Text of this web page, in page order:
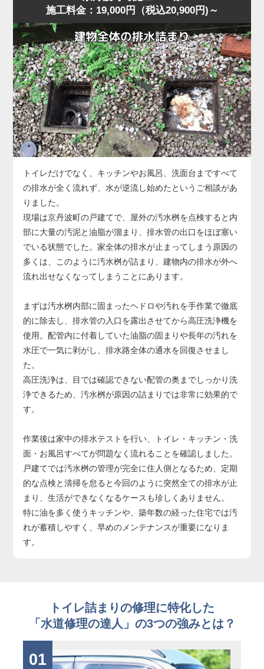
に排水される状態に回復しました。
作業後、お客様には「異物は見えなくても奥で止まってい
ることが多い」「無理に押し流そうとすると状態が悪化す
る」ことをお伝えし、子どもが触れやすい物はトイレ周辺
に置かないよう注意点もご案内しました。
に水位が上がり、明らかに排水経路の奥に問題がある様
子。
京丹波町の住宅でもよくありますが、こうした「慢性的な
詰まり」は便器内部ではなく配管側に原因があることが多
く、ラバーカップや薬剤では根本的に改善しません。
今回の状況は、便器の手前では改善できないと判断し、便
器を一度取り外して配管へ直接アクセスする方法を選択し
ました。
便器脱着後、排水管の奥を確認すると、長年の汚れや固形
化した汚物が管内のカーブ部分で厚く堆積し、水の流れを
大きく妨げている状態。
このままでは再発を繰り返すため、業務用のトーラー（ワ
イヤー式排管清掃機）を使用し、固着した詰まりを貫通・
除去する作業を実施しました。
数回の施工で厚い固まりが崩れ、通水が一気に改善。
複数回の排水テストでも安定した流れが確認できました。
なお、今回のような配管内部の詰まりが悪化すると、トー
ラーでも貫通できないほど硬化した状態になることがあ
り、その場合は配管の交換が必要になります。
大きくなるため、早めの対応が非常に重要です。
施工料金：19,000円（税込20,900円)～
トイレだけでなく、キッチンやお風呂、洗面台まですべて
の排水が全く流れず、水が逆流し始めたというご相談があ
りました。
現場は京丹波町の戸建てで、屋外の汚水桝を点検すると内
部に大量の汚泥と油脂が溜まり、排水管の出口をほぼ塞い
でいる状態でした。家全体の排水が止まってしまう原因の
多くは、このように汚水桝が詰まり、建物内の排水が外へ
流れ出せなくなってしまうことにあります。
まずは汚水桝内部に固まったヘドロや汚れを手作業で徹底
的に除去し、排水管の入口を露出させてから高圧洗浄機を
使用。配管内に付着していた油脂の固まりや長年の汚れを
水圧で一気に剥がし、排水路全体の通水を回復させまし
た。
高圧洗浄は、目では確認できない配管の奥までしっかり洗
浄できるため、汚水桝が原因の詰まりでは非常に効果的で
す。
作業後は家中の排水テストを行い、トイレ・キッチン・洗
面・お風呂すべてが問題なく流れることを確認しました。
戸建てでは汚水桝の管理が完全に住人側となるため、定期
的な点検と清掃を怠ると今回のように突然全ての排水が止
まり、生活ができなくなるケースも珍しくありません。
特に油を多く使うキッチンや、築年数の経った住宅では汚
れが蓄積しやすく、早めのメンテナンスが重要になりま
す。
トイレ詰まりの修理に特化した
「水道修理の達人」の3つの強みとは？
01